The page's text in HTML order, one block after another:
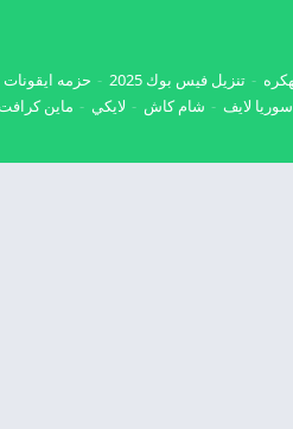
تنزيل فيس بوك 2025 حزمه
سوريا لايف شام كاش لايكي ماين